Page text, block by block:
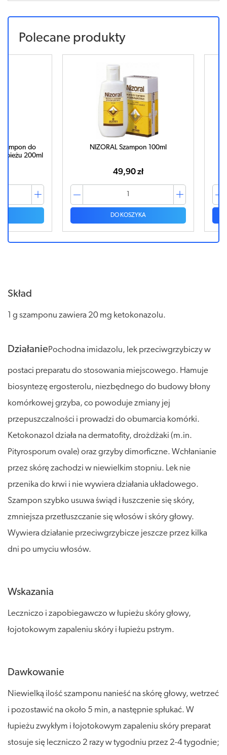
Polecane produkty
do
200ml
NIZORAL Szampon 100ml
49,90 zł
DO KOSZYKA
Skład
1 g szamponu zawiera 20 mg ketokonazolu.
DziałaniePochodna imidazolu, lek przeciwgrzybiczy w
postaci preparatu do stosowania miejscowego. Hamuje
biosyntezę ergosterolu, niezbędnego do budowy błony
komórkowej grzyba, co powoduje zmiany jej
przepuszczalności i prowadzi do obumarcia komórki.
Ketokonazol działa na dermatofity, drożdżaki (m.in.
Pityrosporum ovale) oraz grzyby dimorficzne. Wchłanianie
przez skórę zachodzi w niewielkim stopniu. Lek nie
przenika do krwi i nie wywiera działania układowego.
Szampon szybko usuwa świąd i łuszczenie się skóry,
zmniejsza przetłuszczanie się włosów i skóry głowy.
Wywiera działanie przeciwgrzybicze jeszcze przez kilka
dni po umyciu włosów.
Wskazania
Leczniczo i zapobiegawczo w łupieżu skóry głowy,
łojotokowym zapaleniu skóry i łupieżu pstrym.
Dawkowanie
Niewielką ilość szamponu nanieść na skórę głowy, wetrzeć
i pozostawić na około 5 min, a następnie spłukać. W
łupieżu zwykłym i łojotokowym zapaleniu skóry preparat
stosuje się leczniczo 2 razy w tygodniu przez 2-4 tygodnie;